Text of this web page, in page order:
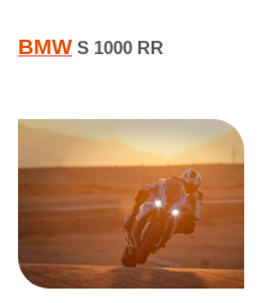
BMW S 1000 RR